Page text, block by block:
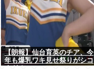
【朗報】仙台育英のチア、今
年も爆乳ワキ見せ祭りがシコ